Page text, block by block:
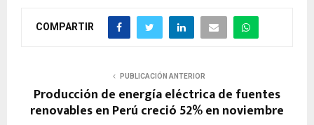
COMPARTIR
PUBLICACIÓN ANTERIOR
Producción de energía eléctrica de fuentes
renovables en Perú creció 52% en noviembre